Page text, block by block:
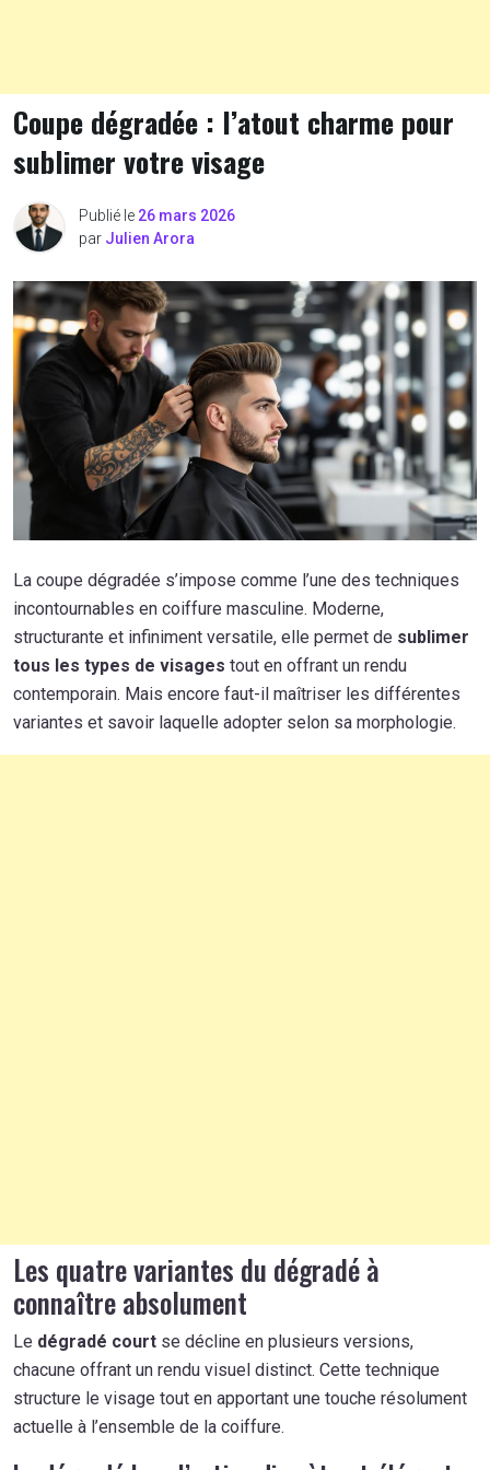
Coupe dégradée : l’atout charme pour
sublimer votre visage
Publié le 26 mars 2026
par Julien Arora
La coupe dégradée s’impose comme l’une des techniques
incontournables en coiffure masculine. Moderne,
structurante et infiniment versatile, elle permet de sublimer
tous les types de visages tout en offrant un rendu
contemporain. Mais encore faut-il maîtriser les différentes
variantes et savoir laquelle adopter selon sa morphologie.
Les quatre variantes du dégradé à
connaître absolument
Le dégradé court se décline en plusieurs versions,
chacune offrant un rendu visuel distinct. Cette technique
structure le visage tout en apportant une touche résolument
actuelle à l’ensemble de la coiffure.